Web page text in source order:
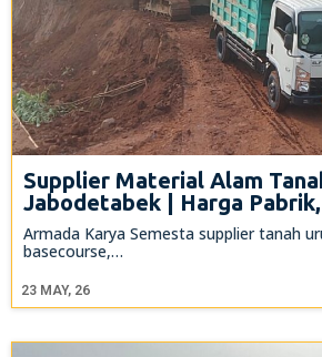
Supplier Material Alam
Jabodetabek | Harga
23 MAY, 26
Armada Karya Semesta supplier tanah
basecourse,…